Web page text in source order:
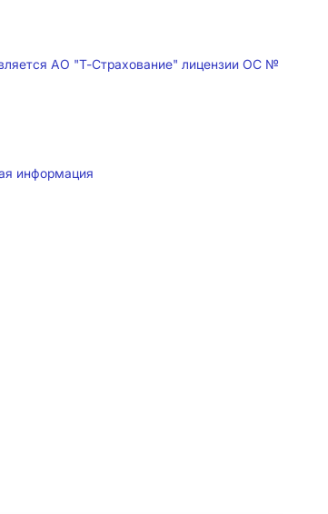
АО "Т-Страхование" лицензии ОС №
информация